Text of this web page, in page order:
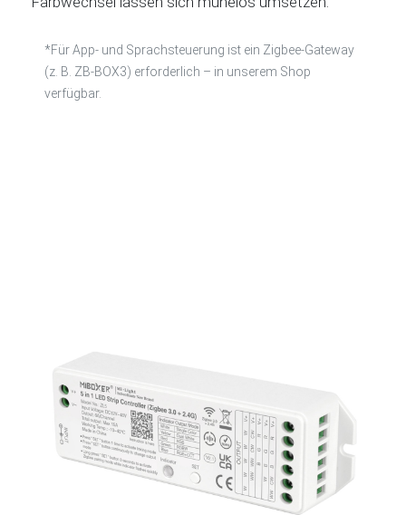
*Für App- und Sprachsteuerung ist ein Zigbee-Gateway
(z. B. ZB-BOX3) erforderlich – in unserem Shop
verfügbar.